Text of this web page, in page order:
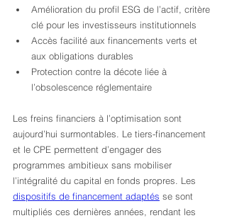
Amélioration du profil ESG de l’actif, critère
clé pour les investisseurs institutionnels
Accès facilité aux financements verts et
aux obligations durables
Protection contre la décote liée à
l’obsolescence réglementaire
Les freins financiers à l’optimisation sont
aujourd’hui surmontables. Le tiers-financement
et le CPE permettent d’engager des
programmes ambitieux sans mobiliser
l’intégralité du capital en fonds propres. Les
dispositifs de financement adaptés se sont
multipliés ces dernières années, rendant les